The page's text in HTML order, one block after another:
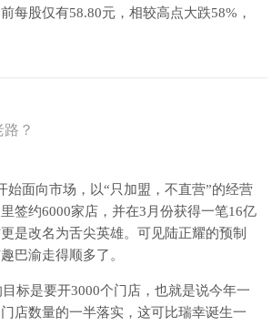
每股仅有58.80元，相较高点大跌58%，
？
始面向市场，以“只加盟，不直营”的经营
签约6000家店，并在3月份获得一笔16亿
是改名为舌尖英雄。可见陆正耀的预制
巴渝走得顺多了。
标是要开3000个门店，也就是说今年一
店数量的一半落实，这可比瑞幸诞生一